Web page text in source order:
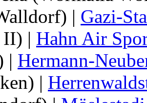
| Gazi-
II) | Hahn Air
| Hermann-
|